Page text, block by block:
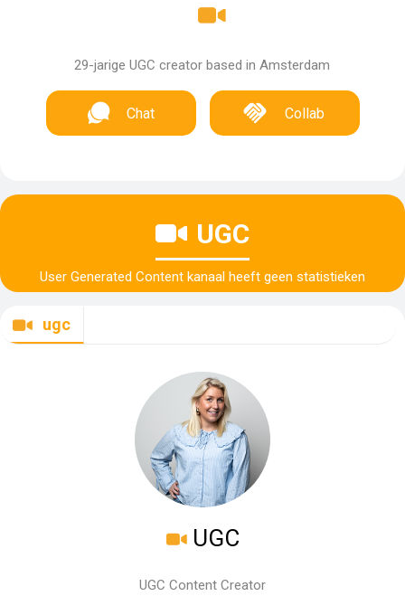
29-jarige UGC creator based in Amsterdam
Chat Collab
UGC
User Generated Content kanaal heeft geen statistieken
ugc
UGC
UGC Content Creator